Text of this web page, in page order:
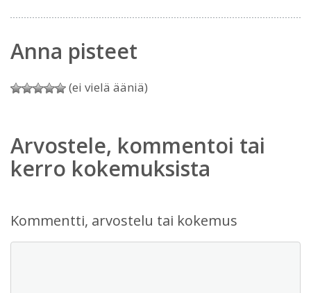
Anna pisteet
(ei vielä ääniä)
Arvostele, kommentoi tai
kerro kokemuksista
Kommentti, arvostelu tai kokemus